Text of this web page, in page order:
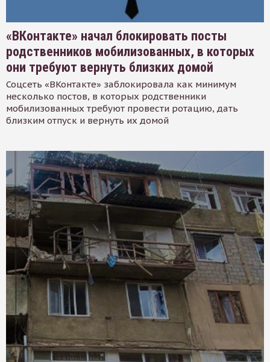
«ВКонтакте» начал блокировать посты
родственников мобилизованных, в которых
они требуют вернуть близких домой
Соцсеть «ВКонтакте» заблокировала как минимум
несколько постов, в которых родственники
мобилизованных требуют провести ротацию, дать
близким отпуск и вернуть их домой